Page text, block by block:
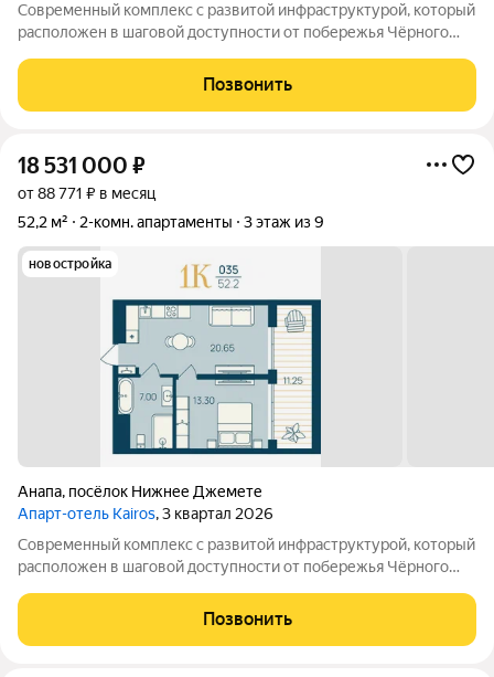
Современный комплекс с развитой инфраструктурой, который
расположен в шаговой доступности от побережья Чёрного
концепцией. Инфраструктура комплекса включает: -
Всесезонный подогреваемый бассейн с
Позвонить
18 531 000 ₽
от 88 771 ₽ в месяц
52,2 м²
2-комн. апартаменты 3 этаж из 9
новостройка
Анапа, посёлок Нижнее Джемете
Апарт-отель Kairos, 3 квартал 2026
Современный комплекс с развитой инфраструктурой, который
расположен в шаговой доступности от побережья Чёрного
концепцией. Инфраструктура комплекса включает: -
Всесезонный подогреваемый бассейн с
Позвонить